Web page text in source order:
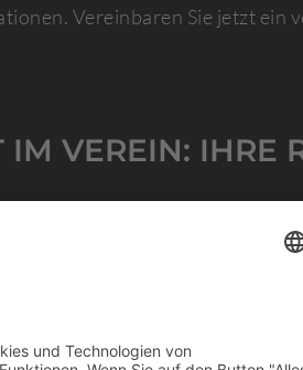
Vereinbaren Sie jetzt ein
VEREIN: IHRE
rechtliche Fragen auf.
Versicherungen erfordern
Unsere Anwälte sichern
Vereinbaren Sie